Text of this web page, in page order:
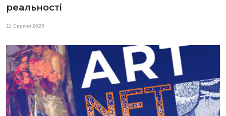
реальності
11 Серпня 2025